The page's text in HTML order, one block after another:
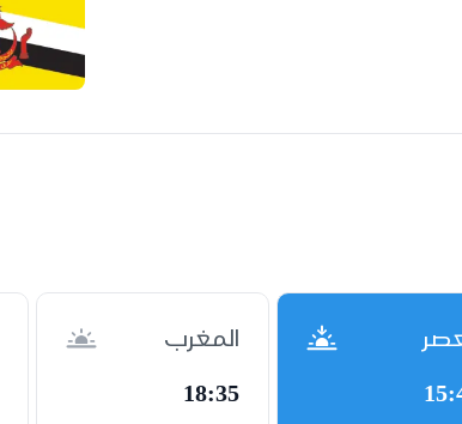
المغرب
18:35